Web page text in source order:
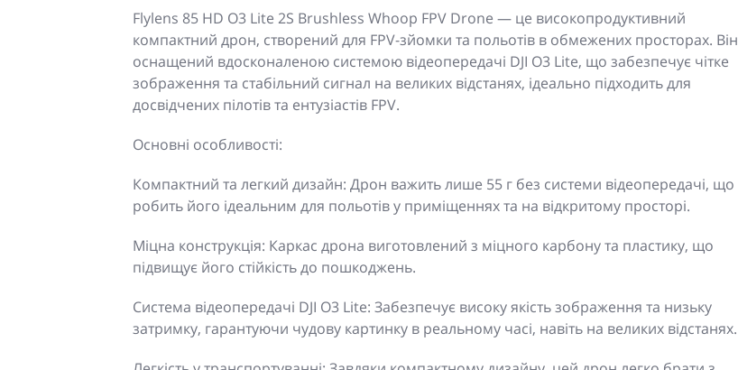
Flylens 85 HD O3 Lite 2S Brushless Whoop FPV Drone — це високопродуктивний
компактний дрон, створений для FPV-зйомки та польотів в обмежених просторах. Він
оснащений вдосконаленою системою відеопередачі DJI O3 Lite, що забезпечує чітке
зображення та стабільний сигнал на великих відстанях, ідеально підходить для
досвідчених пілотів та ентузіастів FPV.
Основні особливості:
Компактний та легкий дизайн: Дрон важить лише 55 г без системи відеопередачі, що
робить його ідеальним для польотів у приміщеннях та на відкритому просторі.
Міцна конструкція: Каркас дрона виготовлений з міцного карбону та пластику, що
підвищує його стійкість до пошкоджень.
Система відеопередачі DJI O3 Lite: Забезпечує високу якість зображення та низьку
затримку, гарантуючи чудову картинку в реальному часі, навіть на великих відстанях.